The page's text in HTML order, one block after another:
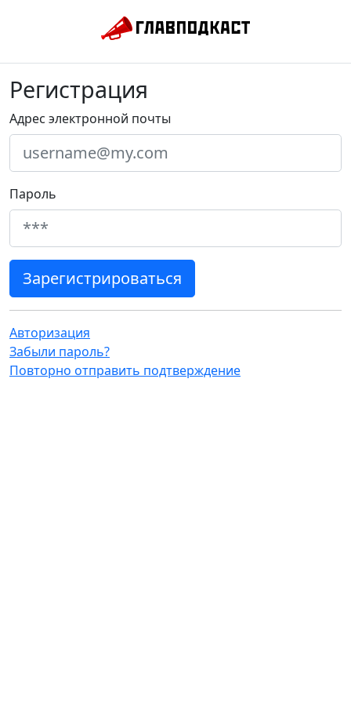
Регистрация
Адрес электронной почты
Пароль
Авторизация
Забыли пароль?
Повторно отправить подтверждение